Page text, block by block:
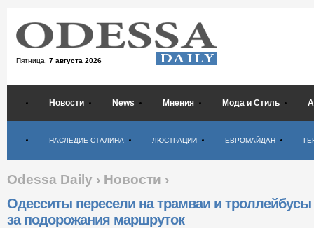
Пятница, 7 августа 2026
Новости News Мнения Мода и Стиль
НАСЛЕДИЕ СТАЛИНА ЛЮСТРАЦИИ ЕВРОМАЙДАН
Odessa Daily › Новости ›
Одесситы пересели на трамваи и троллейбусы
за подорожания маршруток